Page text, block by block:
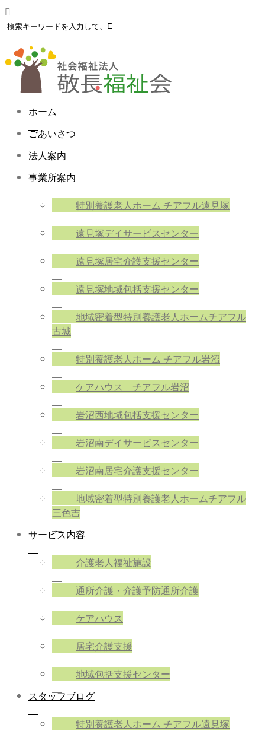
ホーム
ごあいさつ
法人案内
事業所案内
特別養護老人ホーム チアフル遠見塚
遠見塚デイサービスセンター
遠見塚居宅介護支援センター
遠見塚地域包括支援センター
地域密着型特別養護老人ホームチアフル
古城
特別養護老人ホーム チアフル岩沼
ケアハウス チアフル岩沼
岩沼西地域包括支援センター
岩沼南デイサービスセンター
岩沼南居宅介護支援センター
地域密着型特別養護老人ホームチアフル
三色吉
サービス内容
介護老人福祉施設
通所介護・介護予防通所介護
ケアハウス
居宅介護支援
地域包括支援センター
スタッフブログ
特別養護老人ホーム チアフル遠見塚